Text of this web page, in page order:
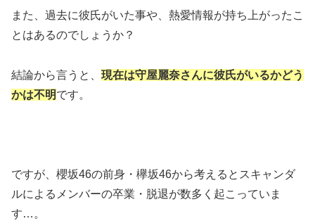
また、過去に彼氏がいた事や、熱愛情報が持ち上がったこ
とはあるのでしょうか？
結論から言うと、 現在は守屋麗奈さんに彼氏がいるかどう
かは不明です。
ですが、櫻坂46の前身・欅坂46から考えるとスキャンダ
ルによるメンバーの卒業・脱退が数多く起こっていま
す…。